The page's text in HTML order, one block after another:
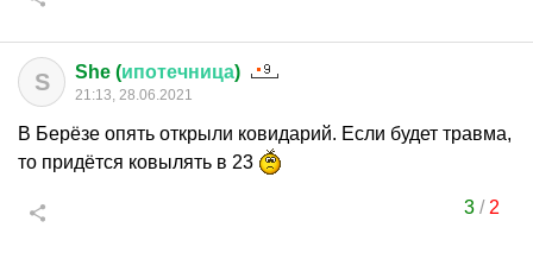
S She (ипотечница)
21:13, 28.06.2021
В Берёзе опять открыли ковидарий. Если будет травма,
то придётся ковылять в 23
3/ 2